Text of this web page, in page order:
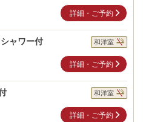
詳細・ご予約
ャワー付 和洋室
詳細・ご予約
和洋室
詳細・ご予約